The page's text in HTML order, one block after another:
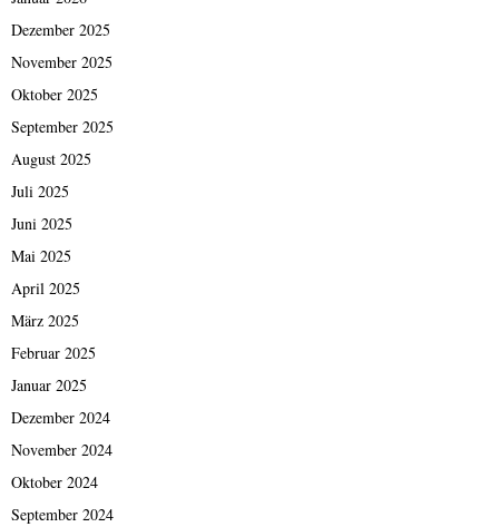
Dezember 2025
November 2025
Oktober 2025
September 2025
August 2025
Juli 2025
Juni 2025
Mai 2025
April 2025
März 2025
Februar 2025
Januar 2025
Dezember 2024
November 2024
Oktober 2024
September 2024